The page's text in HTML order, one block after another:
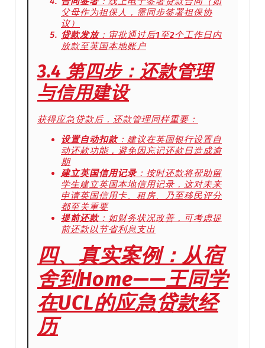
父母作为担保人，需同步签署担保协
议）
贷款发放：审批通过后1至2个工作日内
放款至英国本地账户
3.4 第四步：还款管理
与信用建设
获得应急贷款后，还款管理同样重要：
设置自动扣款：建议在英国银行设置自
动还款功能，避免因忘记还款日造成逾
期
建立英国信用记录：按时还款将帮助留
学生建立英国本地信用记录，这对未来
申请英国信用卡、租房、乃至移民评分
都至关重要
提前还款：如财务状况改善，可考虑提
前还款以节省利息支出
四、真实案例：从宿
舍到Home——王同学
在UCL的应急贷款经
历